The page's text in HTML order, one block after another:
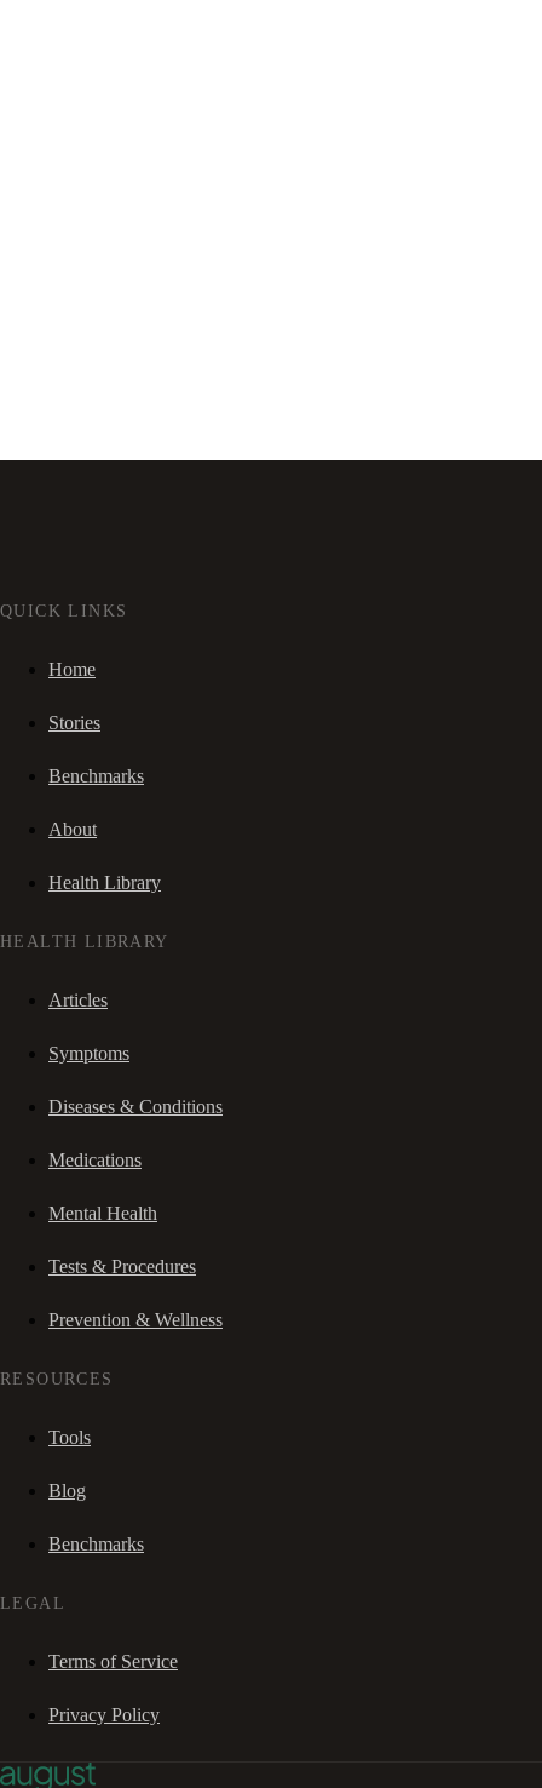
QUICK LINKS
Home
Stories
Benchmarks
About
Health Library
HEALTH LIBRARY
Articles
Symptoms
Diseases & Conditions
Medications
Mental Health
Tests & Procedures
Prevention & Wellness
RESOURCES
Tools
Blog
Benchmarks
LEGAL
Terms of Service
Privacy Policy